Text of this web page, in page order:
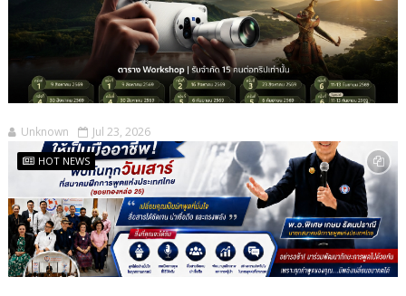
Unknown Jul 23, 2026
HOT NEWS